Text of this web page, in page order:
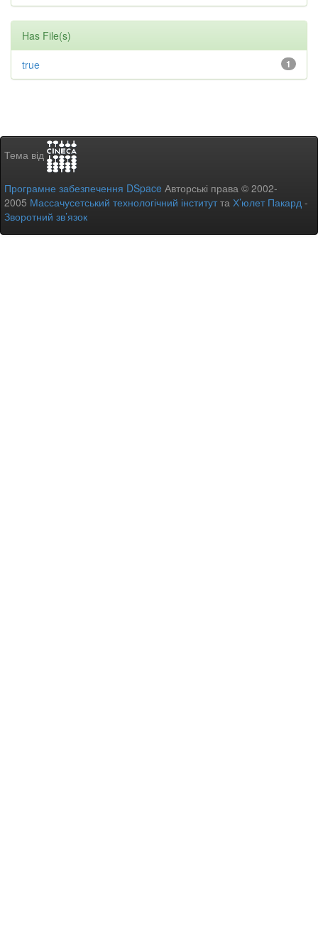
Has File(s)
1
true
Тема від
Програмне забезпечення DSpace Авторські права © 2002-
2005 Массачусетський технологічний інститутта Х’юлет Пакард -
Зворотний зв’язок